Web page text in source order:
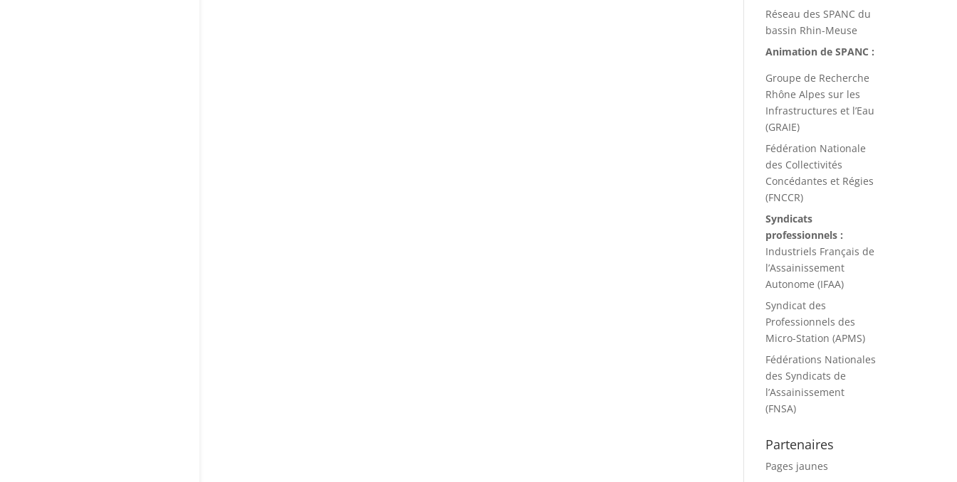
Réseau des SPANC du
bassin Rhin-Meuse
Animation de SPANC :
Groupe de Recherche
Rhône Alpes sur les
Infrastructures et l’Eau
(GRAIE)
Fédération Nationale
des Collectivités
Concédantes et Régies
(FNCCR)
Syndicats
professionnels :
Industriels Français de
l’Assainissement
Autonome (IFAA)
Syndicat des
Professionnels des
Micro-Station (APMS)
Fédérations Nationales
des Syndicats de
l’Assainissement
(FNSA)
Partenaires
Pages jaunes